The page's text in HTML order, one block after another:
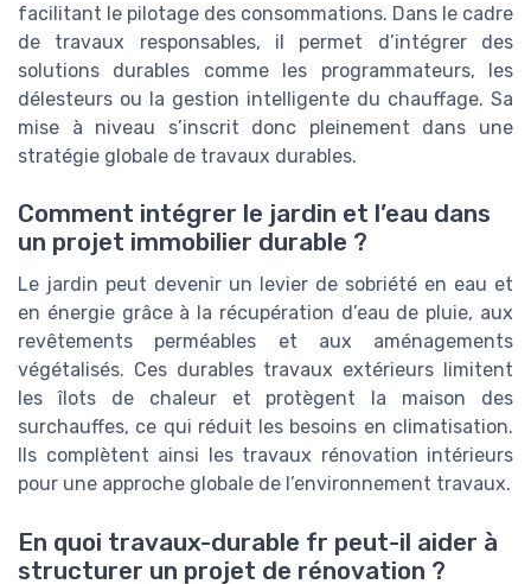
facilitant le pilotage des consommations. Dans le cadre
de travaux responsables, il permet d’intégrer des
solutions durables comme les programmateurs, les
délesteurs ou la gestion intelligente du chauffage. Sa
mise à niveau s’inscrit donc pleinement dans une
stratégie globale de travaux durables.
Comment intégrer le jardin et l’eau dans
un projet immobilier durable ?
Le jardin peut devenir un levier de sobriété en eau et
en énergie grâce à la récupération d’eau de pluie, aux
revêtements perméables et aux aménagements
végétalisés. Ces durables travaux extérieurs limitent
les îlots de chaleur et protègent la maison des
surchauffes, ce qui réduit les besoins en climatisation.
Ils complètent ainsi les travaux rénovation intérieurs
pour une approche globale de l’environnement travaux.
En quoi travaux-durable fr peut-il aider à
structurer un projet de rénovation ?